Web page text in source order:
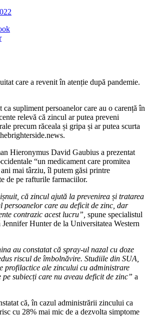
ca supliment persoanelor care au o carență în
relevă că zincul ar putea preveni
precum răceala și gripa și ar putea scurta
Hieronymus David Gaubius a prezentat
“un medicament care promitea
mai târziu, îl putem găsi printre
de pe rafturile farmaciilor.
că zincul ajută la prevenirea și tratarea
persoanelor care au deficit de zinc, dar
contrazic acest lucru”, spune specialistul
Hunter de la Universitatea Western
au constatat că spray-ul nazal cu doze
riscul de îmbolnăvire. Studiile din SUA,
profilactice ale zincului cu administrare
subiecți care nu aveau deficit de zinc” a
că, în cazul administrării zincului ca
cu 28% mai mic de a dezvolta simptome